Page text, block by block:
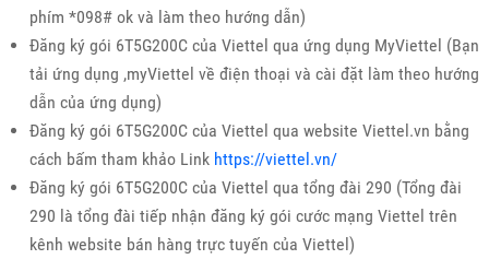
phím *098# ok và làm theo hướng dẫn)
Đăng ký gói 6T5G200C của Viettel qua ứng dụng MyViettel (Bạn
tải ứng dụng ,myViettel về điện thoại và cài đặt làm theo hướng
dẫn của ứng dụng)
Đăng ký gói 6T5G200C của Viettel qua website Viettel.vn bằng
cách bấm tham khảo Link https://viettel.vn/
Đăng ký gói 6T5G200C của Viettel qua tổng đài 290 (Tổng đài
290 là tổng đài tiếp nhận đăng ký gói cước mạng Viettel trên
kênh website bán hàng trực tuyến của Viettel)